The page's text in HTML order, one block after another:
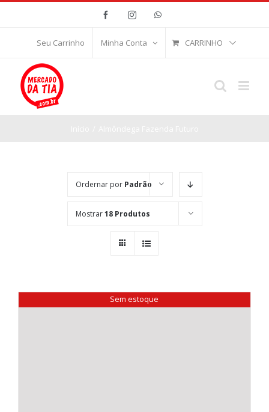
FacebookInstagramWhatsApp
Seu Carrinho Minha Conta CARRINHO
Ordernar por Padrão
Mostrar18 Produtos
Sem estoque